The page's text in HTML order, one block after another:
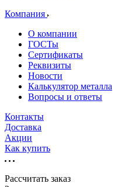
Компания
О компании
ГОСТы
Сертификаты
Реквизиты
Новости
Калькулятор металла
Вопросы и ответы
Контакты
Доставка
Акции
Как купить
Рассчитать заказ